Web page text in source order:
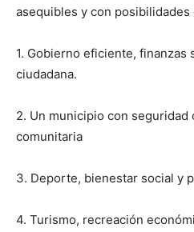
asequibles y con posibilidades
1. Gobierno eficiente, finanzas
ciudadana.
2. Un municipio con seguridad
comunitaria
3. Deporte, bienestar social y
4. Turismo, recreación